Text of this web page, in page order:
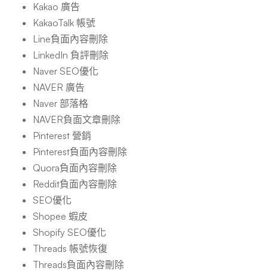
Kakao 廣告
KakaoTalk 帳號
Line負面內容刪除
LinkedIn 負評刪除
Naver SEO優化
NAVER 廣告
Naver 部落格
NAVER負面文章刪除
Pinterest 營銷
Pinterest負面內容刪除
Quora負面內容刪除
Reddit負面內容刪除
SEO優化
Shopee 蝦皮
Shopify SEO優化
Threads 帳號恢復
Threads負面內容刪除